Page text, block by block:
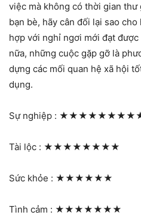
việc mà không có thời gian
bạn bè, hãy cân đối lại sao
hợp với nghỉ ngơi mới đạt
nữa, những cuộc gặp gỡ là
dựng các mối quan hệ xã hội
dụng.
Sự nghiệp :
Tài lộc : ★★★★★★★★
Sức khỏe : ★★★★★★
Tình cảm : ★★★★★★★